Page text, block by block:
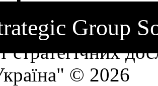
Group
стратегічних
© 2026